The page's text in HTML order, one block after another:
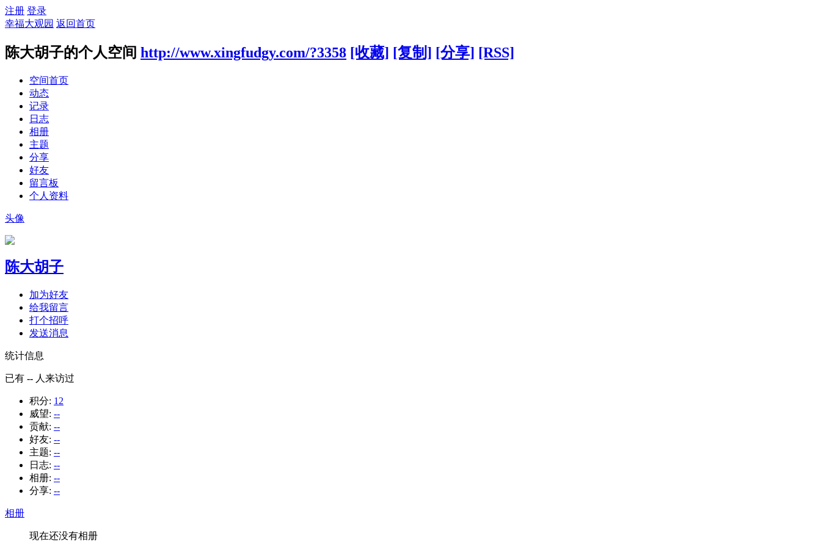
注册 登录
幸福大观园 返回首页
陈大胡子的个人空间 http://www.xingfudgy.com/?3358 [收藏] [复制] [分享] [RSS]
空间首页
动态
记录
日志
相册
主题
分享
好友
留言板
个人资料
头像
陈大胡子
加为好友
给我留言
打个招呼
发送消息
统计信息
已有 -- 人来访过
积分: 12
威望: --
贡献: --
好友: --
主题: --
日志: --
相册: --
分享: --
相册
现在还没有相册